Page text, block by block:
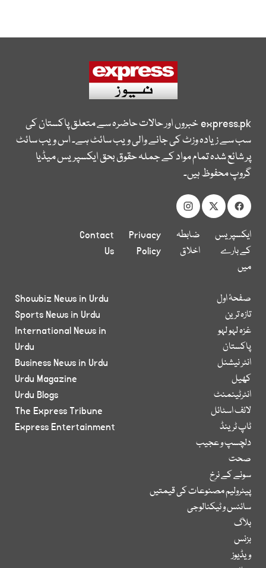
express.pkخبروں اور حالات حاضرہ سے متعلق پاکستان کی
سب سے زیادہ وزٹ کی جانے والی ویب سائٹ ہے۔ اس ویب سائٹ
پر شائع شدہ تمام مواد کے جملہ حقوق بحق ایکسپریس میڈیا
گروپ محفوظ ہیں۔
ایکسپریس
کے بارے
میں
ضابطہ
اخلاق
Privacy
Policy
Contact
Us
صفحۂ اول
تازہ ترین
غزہ لہو لہو
پاکستان
انٹر نیشنل
کھیل
انٹرٹینمنٹ
لائف اسٹائل
ٹاپ ٹرینڈ
دلچسپ و عجیب
صحت
سونے کے نرخ
پیٹرولیم مصنوعات کی قیمتیں
سائنس و ٹیکنالوجی
بلاگ
بزنس
ویڈیوز
Showbiz News in Urdu
Sports News in Urdu
International News in
Urdu
Business News in Urdu
Urdu Magazine
Urdu Blogs
The Express Tribune
Express Entertainment